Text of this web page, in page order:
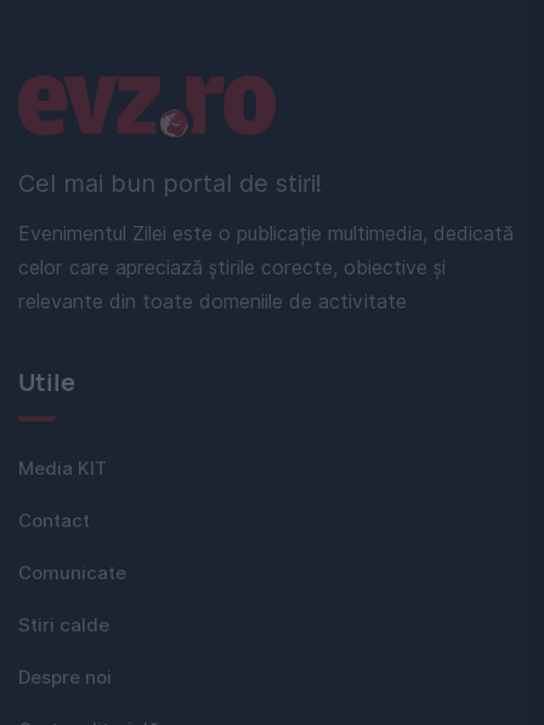
Cel mai bun portal de stiri!
Evenimentul Zilei este o publicație multimedia, dedicată
celor care apreciază știrile corecte, obiective și
relevante din toate domeniile de activitate
Linkuri utile
Utile
Media KIT
Contact
Comunicate
Stiri calde
Despre noi